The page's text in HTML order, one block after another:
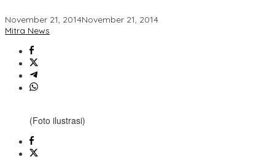
November 21, 2014November 21, 2014
Mitra News
(Foto ilustrasi)